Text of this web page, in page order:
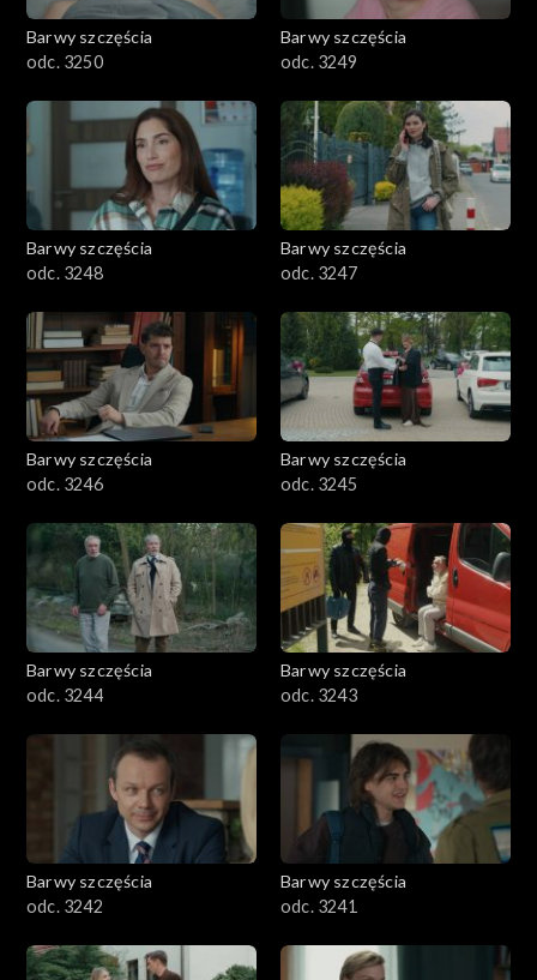
Barwy szczęścia
odc. 3250
Barwy szczęścia
odc. 3249
Barwy szczęścia
odc. 3248
Barwy szczęścia
odc. 3247
Barwy szczęścia
odc. 3246
Barwy szczęścia
odc. 3245
Barwy szczęścia
odc. 3244
Barwy szczęścia
odc. 3243
Barwy szczęścia
odc. 3242
Barwy szczęścia
odc. 3241